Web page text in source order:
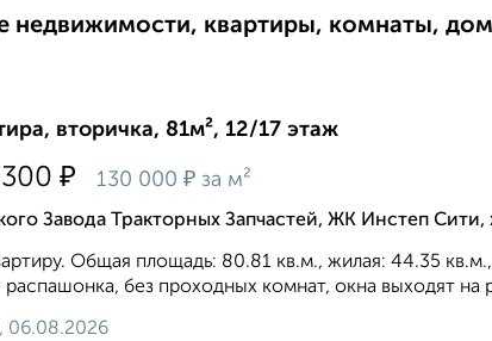
недвижимости, квартиры, комнаты,
вторичка, 81м², 12/17 этаж
₽ 130 000 ₽ за м²
Завода Тракторных Запчастей, ЖК Инстеп
Общая площадь: 80.81 кв.м., жилая: 44.35
распашонка, без проходных комнат, окна выходят
06.08.2026